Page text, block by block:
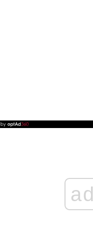
ad